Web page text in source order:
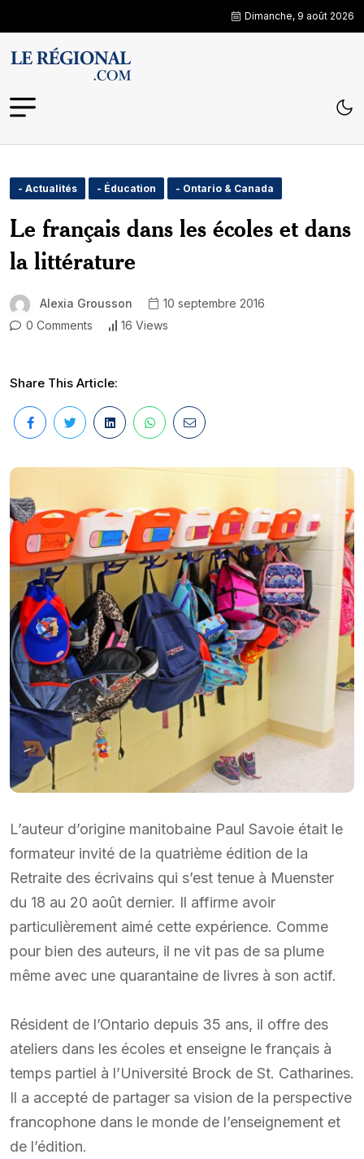
Dimanche, 9 août 2026
- Actualités - Éducation - Ontario & Canada
Le français dans les écoles et dans
la littérature
Alexia Grousson
10 septembre 2016
0 Comments
16 Views
Share This Article:
L’auteur d’origine manitobaine Paul Savoie était le
formateur invité de la quatrième édition de la
Retraite des écrivains qui s’est tenue à Muenster
du 18 au 20 août dernier. Il affirme avoir
particulièrement aimé cette expérience. Comme
pour bien des auteurs, il ne vit pas de sa plume
même avec une quarantaine de livres à son actif.
Résident de l’Ontario depuis 35 ans, il offre des
ateliers dans les écoles et enseigne le français à
temps partiel à l’Université Brock de St. Catharines.
Il a accepté de partager sa vision de la perspective
francophone dans le monde de l’enseignement et
de l’édition.